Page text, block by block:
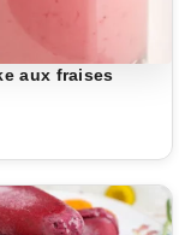
aux fraises